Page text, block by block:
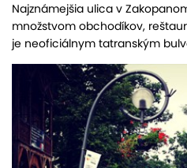
Najznámejšia ulica v
množstvom obchodíkov,
je neoficiálnym tatranským